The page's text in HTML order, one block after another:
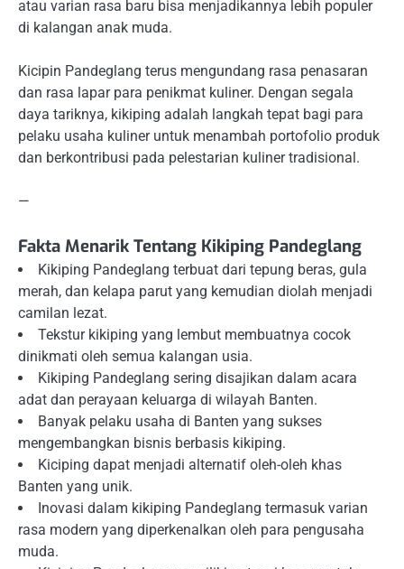
atau varian rasa baru bisa menjadikannya lebih populer
di kalangan anak muda.
Kicipin Pandeglang terus mengundang rasa penasaran
dan rasa lapar para penikmat kuliner. Dengan segala
daya tariknya, kikiping adalah langkah tepat bagi para
pelaku usaha kuliner untuk menambah portofolio produk
dan berkontribusi pada pelestarian kuliner tradisional.
—
Fakta Menarik Tentang Kikiping Pandeglang
Kikiping Pandeglang terbuat dari tepung beras, gula
merah, dan kelapa parut yang kemudian diolah menjadi
camilan lezat.
Tekstur kikiping yang lembut membuatnya cocok
dinikmati oleh semua kalangan usia.
Kikiping Pandeglang sering disajikan dalam acara
adat dan perayaan keluarga di wilayah Banten.
Banyak pelaku usaha di Banten yang sukses
mengembangkan bisnis berbasis kikiping.
Kiciping dapat menjadi alternatif oleh-oleh khas
Banten yang unik.
Inovasi dalam kikiping Pandeglang termasuk varian
rasa modern yang diperkenalkan oleh para pengusaha
muda.